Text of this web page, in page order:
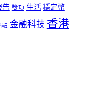
告 獎項 生活穩定幣
金融科技香港